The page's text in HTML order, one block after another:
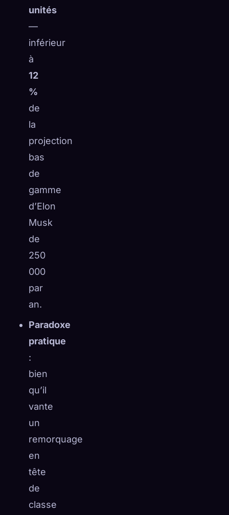
unités
—
inférieur
à
12
%
de
la
projection
bas
de
gamme
d’Elon
Musk
de
250
000
par
an.
Paradoxe
pratique
:
bien
qu’il
vante
un
remorquage
en
tête
de
classe